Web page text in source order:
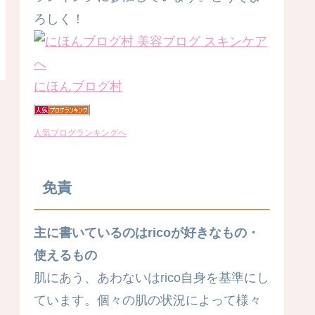
ろしく！
にほんブログ村
人気ブログランキングへ
免責
主に書いているのはricoが好きなもの・
使えるもの
肌にあう、あわないはrico自身を基準にし
ています。個々の肌の状況によって様々